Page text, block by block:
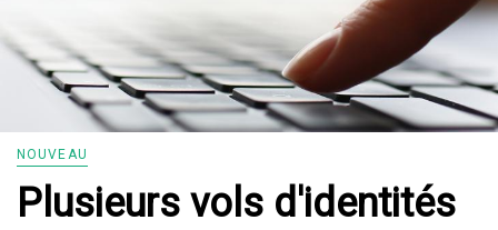
NOUVEAU
Plusieurs vols d'identités